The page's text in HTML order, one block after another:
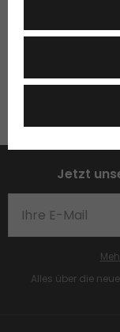
BIC/ SWIFT:
IBAN: CH07 0483
Jetzt
Alles über die